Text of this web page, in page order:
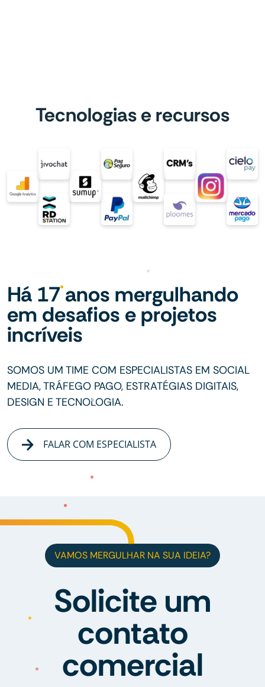
Tecnologias e recursos
Há 17 anos mergulhando
em desafios e projetos
incríveis
SOMOS UM TIME COM ESPECIALISTAS EM SOCIAL
MEDIA, TRÁFEGO PAGO, ESTRATÉGIAS DIGITAIS,
DESIGN E TECNOLOGIA.
FALAR COM ESPECIALISTA
VAMOS MERGULHAR NA SUA IDEIA?
Solicite um
contato
comercial